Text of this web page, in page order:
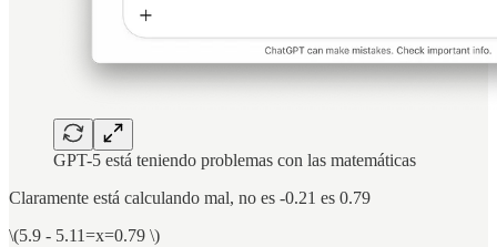
GPT-5 está teniendo problemas con las matemáticas
Claramente está calculando mal, no es -0.21 es 0.79
\(5.9 - 5.11=x=0.79 \)